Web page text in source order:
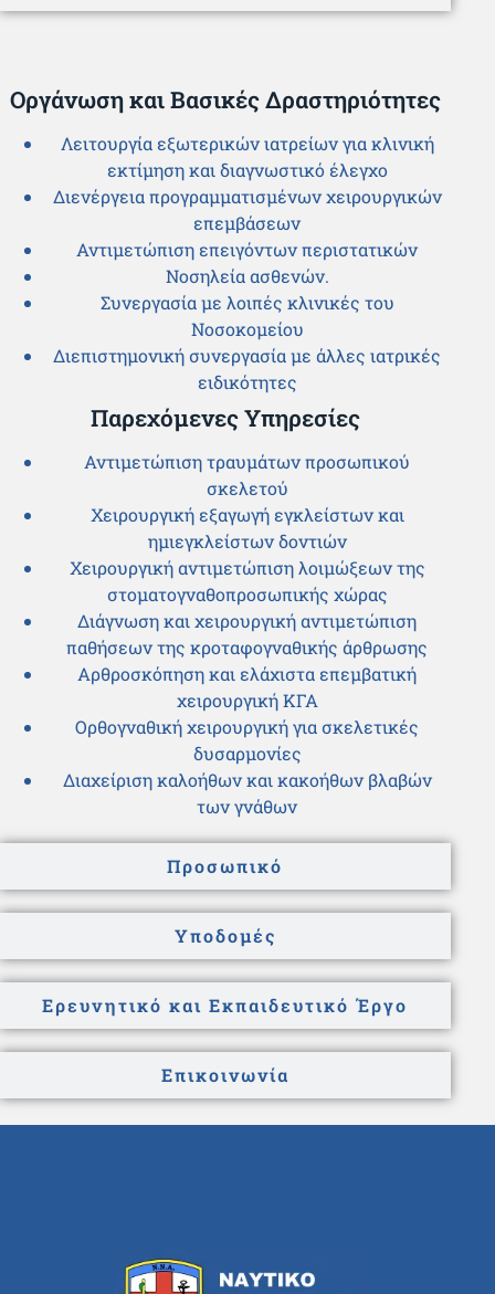
Προσωπικό
Υποδομές
Ερευνητικό και Εκπαιδευτικό Έργο
Επικοινωνία
Οργάνωση και Βασικές Δραστηριότητες
Λειτουργία εξωτερικών ιατρείων για κλινική
εκτίμηση και διαγνωστικό έλεγχο
Διενέργεια προγραμματισμένων χειρουργικών
επεμβάσεων
Αντιμετώπιση επειγόντων περιστατικών
Νοσηλεία ασθενών.
Συνεργασία με λοιπές κλινικές του
Νοσοκομείου
Διεπιστημονική συνεργασία με άλλες ιατρικές
ειδικότητες
Παρεχόμενες Υπηρεσίες
Αντιμετώπιση τραυμάτων προσωπικού
σκελετού
Χειρουργική εξαγωγή εγκλείστων και
ημιεγκλείστων δοντιών
Χειρουργική αντιμετώπιση λοιμώξεων της
στοματογναθοπροσωπικής χώρας
Διάγνωση και χειρουργική αντιμετώπιση
παθήσεων της κροταφογναθικής άρθρωσης
Αρθροσκόπηση και ελάχιστα επεμβατική
χειρουργική ΚΓΑ
Ορθογναθική χειρουργική για σκελετικές
δυσαρμονίες
Διαχείριση καλοήθων και κακοήθων βλαβών
των γνάθων